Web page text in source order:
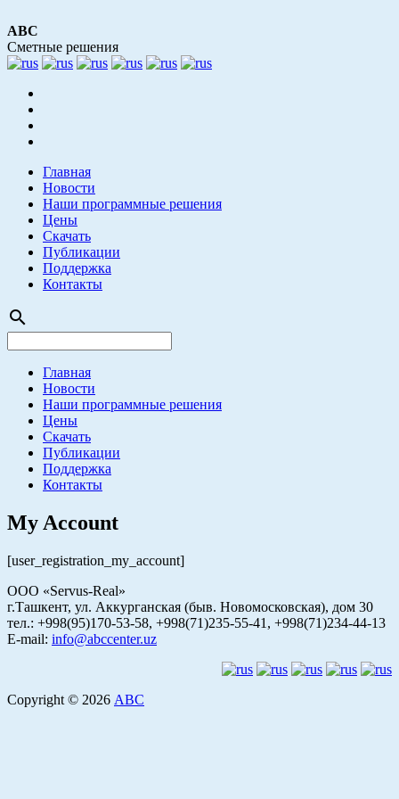
АВС
Сметные решения
Главная
Новости
Наши программные решения
Цены
Скачать
Публикации
Поддержка
Контакты
search
Главная
Новости
Наши программные решения
Цены
Скачать
Публикации
Поддержка
Контакты
My Account
[user_registration_my_account]
ООО «Servus-Real»
г.Ташкент, ул. Аккурганская (быв. Новомосковская), дом 30
тел.: +998(95)170-53-58, +998(71)235-55-41, +998(71)234-44-13
E-mail: info@abccenter.uz
Copyright © 2026 АВС